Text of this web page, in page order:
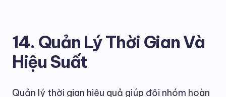
14. Quản Lý Thời Gian Và
Hiệu Suất
Quản lý thời gian hiệu quả giúp đội nhóm hoàn